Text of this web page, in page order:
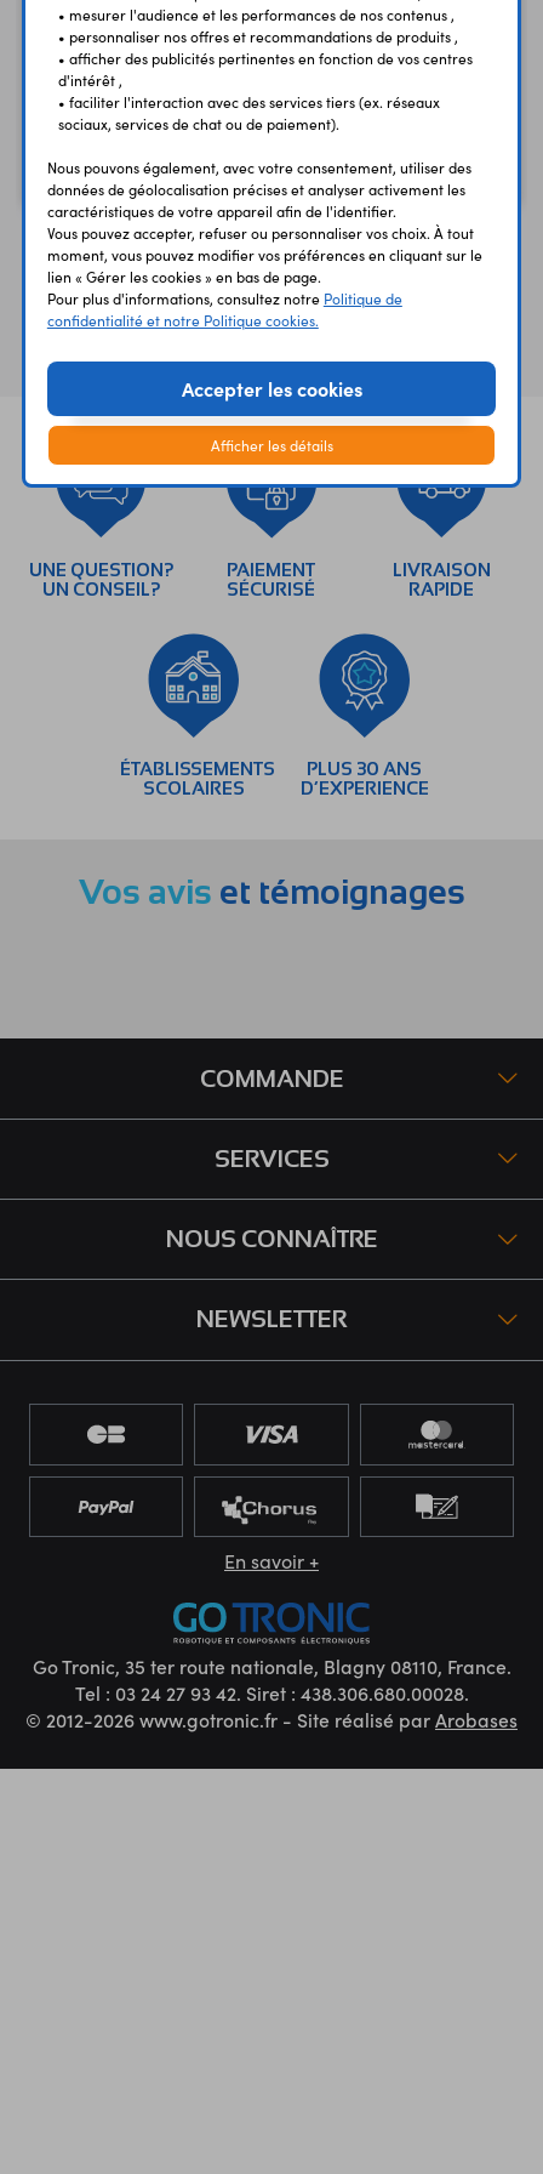
pourraient être endommagés en cas d'inversion lors de
l'insertion. Caractéristiques: Alimentation: - via le port
micro-USB (cordon non inclus, voir RS617) - via un accu Li-
Ion 18650 (non inclus, voir 18650-2.5A), rechargeable via le
port micro-USB Afficheur couleur IPS: - Dimensions: 3,5" -
Résolution: 480 x 320 pixels - Fréquence: 60 Hz Boutons: -
4 x boutons-poussoirs d'action (A, B, X et Y) - 2 x gâchettes
(TL et TR) - 1 x joystick analogique 5 directions - 2 x
boutons-poussoirs (Select et Start) - 4 x boutons-poussoirs
(sortie, haut, bas et menu) Double haut-parleur Sortie
audio sur connecteur jack 3,5 mm Inverseur marche-arrêt
Carte Raspberry Pi 3 B+
1,4 GHz - 1 GB - Wi-Fi
2,4 et 5 GHz
49,92 € Code : 35790
Carte Raspberry Pi 4 B -
Version 2 GB
58,25 €
Vous avez déja consulté
UNE QUESTION?
UN CONSEIL?
PAIEMENT
SÉCURISÉ
LIVRAISON
RAPIDE
ÉTABLISSEMENTS
SCOLAIRES
PLUS 30 ANS
D’EXPERIENCE
Vos avis et témoignages
COMMANDE
SERVICES
NOUS CONNAÎTRE
NEWSLETTER
En savoir +
Go Tronic, 35 ter route nationale, Blagny 08110, France.
Tel : 03 24 27 93 42. Siret : 438.306.680.00028.
© 2012-2026 www.gotronic.fr - Site réalisé parArobases
• mesurer l'audience et les performances de nos contenus ,
• personnaliser nos offres et recommandations de produits ,
• afficher des publicités pertinentes en fonction de vos centres
d'intérêt ,
• faciliter l'interaction avec des services tiers (ex. réseaux
sociaux, services de chat ou de paiement).
Nous pouvons également, avec votre consentement, utiliser des
données de géolocalisation précises et analyser activement les
caractéristiques de votre appareil afin de l'identifier.
Vous pouvez accepter, refuser ou personnaliser vos choix. À tout
moment, vous pouvez modifier vos préférences en cliquant sur le
lien « Gérer les cookies » en bas de page.
Pour plus d'informations, consultez notre Politique de
confidentialité et notre Politique cookies.
Accepter les cookies
Afficher les détails